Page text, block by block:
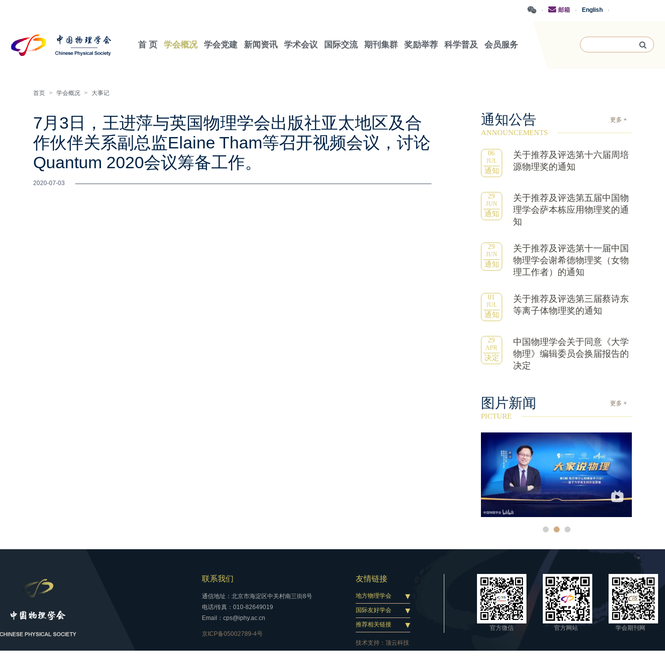
·
English
·
邮箱
·
首 页 学会概况 学会党建 新闻资讯 学术会议 国际交流 期刊集群 奖励举荐 科学普及 会员服务
首页 > 学会概况 > 大事记
7月3日，王进萍与英国物理学会出版社亚太地区及合
作伙伴关系副总监Elaine Tham等召开视频会议，讨论
Quantum 2020会议筹备工作。
2020-07-03
通知公告 更多 +
ANNOUNCEMENTS
06
JUL
通知
关于推荐及评选第十六届周培
源物理奖的通知
29
JUN
通知
关于推荐及评选第五届中国物
理学会萨本栋应用物理奖的通
知
29
JUN
通知
关于推荐及评选第十一届中国
物理学会谢希德物理奖（女物
理工作者）的通知
01
JUL
通知
关于推荐及评选第三届蔡诗东
等离子体物理奖的通知
29
APR
决定
中国物理学会关于同意《大学
物理》编辑委员会换届报告的
决定
更多 +
图片新闻
PICTURE
官方微信 官方网站 学会期刊网
联系我们
通信地址：北京市海淀区中关村南三街8号
电话/传真：010-82649019
Email：cps@iphy.ac.cn
京ICP备05002789-4号
友情链接
地方物理学会
国际友好学会
推荐相关链接
技术支持： 顶云科技